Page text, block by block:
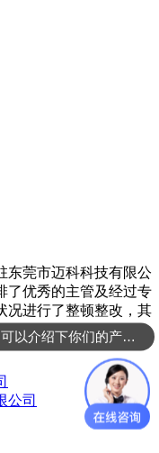
莞市迈科科技有限公
了优秀的主管及经过专
况进行了整顿整改，其
公司
可以介绍下你们的产品么？